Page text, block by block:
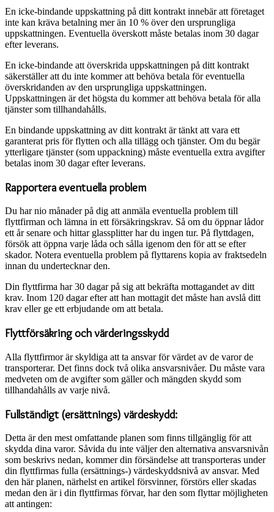
En icke-bindande uppskattning på ditt kontrakt innebär att företaget
inte kan kräva betalning mer än 10 % över den ursprungliga
uppskattningen. Eventuella överskott måste betalas inom 30 dagar
efter leverans.
En icke-bindande att överskrida uppskattningen på ditt kontrakt
säkerställer att du inte kommer att behöva betala för eventuella
överskridanden av den ursprungliga uppskattningen.
Uppskattningen är det högsta du kommer att behöva betala för alla
tjänster som tillhandahålls.
En bindande uppskattning av ditt kontrakt är tänkt att vara ett
garanterat pris för flytten och alla tillägg och tjänster. Om du begär
ytterligare tjänster (som uppackning) måste eventuella extra avgifter
betalas inom 30 dagar efter leverans.
Rapportera eventuella problem
Du har nio månader på dig att anmäla eventuella problem till
flyttfirman och lämna in ett försäkringskrav. Så om du öppnar lådor
ett år senare och hittar glassplitter har du ingen tur. På flyttdagen,
försök att öppna varje låda och sålla igenom den för att se efter
skador. Notera eventuella problem på flyttarens kopia av fraktsedeln
innan du undertecknar den.
Din flyttfirma har 30 dagar på sig att bekräfta mottagandet av ditt
krav. Inom 120 dagar efter att han mottagit det måste han avslå ditt
krav eller ge ett erbjudande om att betala.
Flyttförsäkring och värderingsskydd
Alla flyttfirmor är skyldiga att ta ansvar för värdet av de varor de
transporterar. Det finns dock två olika ansvarsnivåer. Du måste vara
medveten om de avgifter som gäller och mängden skydd som
tillhandahålls av varje nivå.
Fullständigt (ersättnings) värdeskydd:
Detta är den mest omfattande planen som finns tillgänglig för att
skydda dina varor. Såvida du inte väljer den alternativa ansvarsnivån
som beskrivs nedan, kommer din försändelse att transporteras under
din flyttfirmas fulla (ersättnings-) värdeskyddsnivå av ansvar. Med
den här planen, närhelst en artikel försvinner, förstörs eller skadas
medan den är i din flyttfirmas förvar, har den som flyttar möjligheten
att antingen: